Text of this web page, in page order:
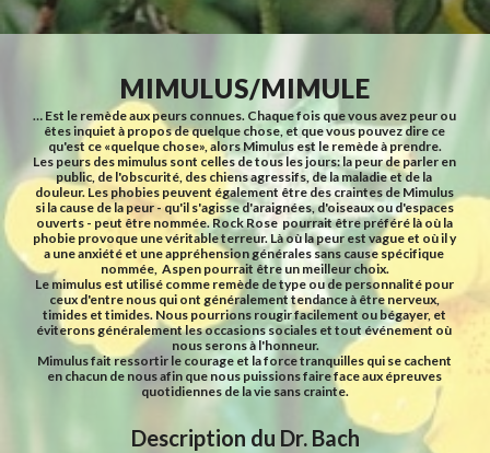
MIMULUS/MIMULE
… Est le remède aux peurs connues. Chaque fois que vous avez peur ou
êtes inquiet à propos de quelque chose, et que vous pouvez dire ce
qu'est ce «quelque chose», alors Mimulus est le remède à prendre.
Les peurs des mimulus sont celles de tous les jours: la peur de parler en
public, de l'obscurité, des chiens agressifs, de la maladie et de la
douleur. Les phobies peuvent également être des craintes de Mimulus
si la cause de la peur - qu'il s'agisse d'araignées, d'oiseaux ou d'espaces
ouverts - peut être nommée. Rock Rose  pourrait être préféré là où la
phobie provoque une véritable terreur. Là où la peur est vague et où il y
a une anxiété et une appréhension générales sans cause spécifique
nommée,  Aspen pourrait être un meilleur choix.
Le mimulus est utilisé comme remède de type ou de personnalité pour
ceux d'entre nous qui ont généralement tendance à être nerveux,
timides et timides. Nous pourrions rougir facilement ou bégayer, et
éviterons généralement les occasions sociales et tout événement où
nous serons à l'honneur.
Mimulus fait ressortir le courage et la force tranquilles qui se cachent
en chacun de nous afin que nous puissions faire face aux épreuves
quotidiennes de la vie sans crainte.
Description du Dr. Bach